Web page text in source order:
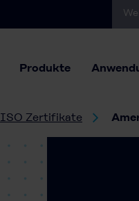
Produkte
ISO Zertifikate